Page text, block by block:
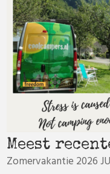
Meest
Zomervakantie 2026